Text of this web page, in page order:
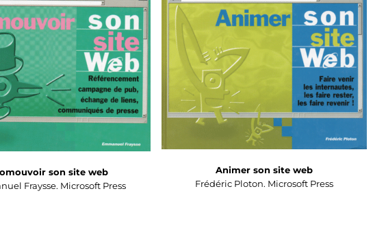
son site web
Fraysse. Microsoft Press
Animer son site web
Frédéric Ploton. Microsoft Press